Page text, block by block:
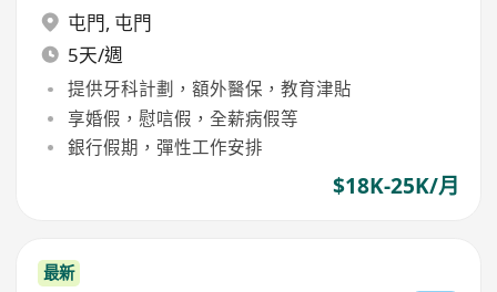
屯門, 屯門
5天/週
提供牙科計劃，額外醫保，教育津貼
享婚假，慰唁假，全薪病假等
銀行假期，彈性工作安排
$18K-25K/月
最新